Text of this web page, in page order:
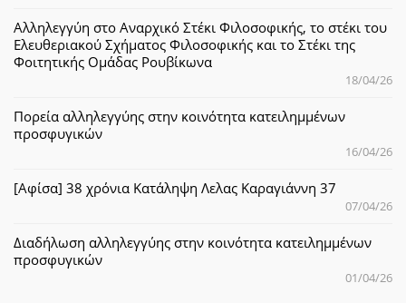
Αλληλεγγύη στο Αναρχικό Στέκι Φιλοσοφικής, το στέκι του
Ελευθεριακού Σχήματος Φιλοσοφικής και το Στέκι της
Φοιτητικής Ομάδας Ρουβίκωνα
18/04/26
Πορεία αλληλεγγύης στην κοινότητα κατειλημμένων
προσφυγικών
16/04/26
[Αφίσα] 38 χρόνια Κατάληψη Λελας Καραγιάννη 37
07/04/26
Διαδήλωση αλληλεγγύης στην κοινότητα κατειλημμένων
προσφυγικών
01/04/26